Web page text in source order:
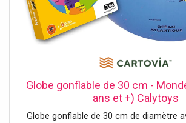
Globe gonflable de 30 cm -
ans et +) Calytoys
Globe gonflable de 30 cm de diamètre